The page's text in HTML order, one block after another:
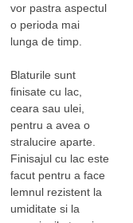
vor pastra aspectul
o perioda mai
lunga de timp.
Blaturile sunt
finisate cu lac,
ceara sau ulei,
pentru a avea o
stralucire aparte.
Finisajul cu lac este
facut pentru a face
lemnul rezistent la
umiditate si la